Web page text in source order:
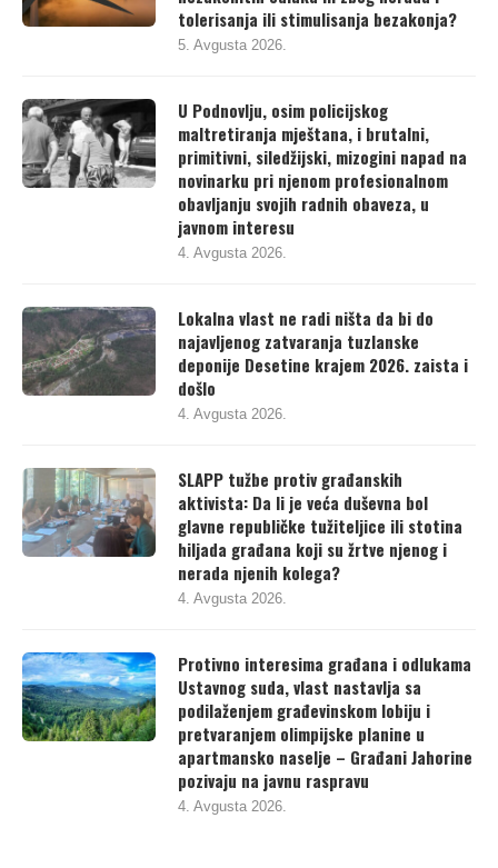
tolerisanja ili stimulisanja bezakonja?
5. Avgusta 2026.
U Podnovlju, osim policijskog
maltretiranja mještana, i brutalni,
primitivni, siledžijski, mizogini napad na
novinarku pri njenom profesionalnom
obavljanju svojih radnih obaveza, u
javnom interesu
4. Avgusta 2026.
Lokalna vlast ne radi ništa da bi do
najavljenog zatvaranja tuzlanske
deponije Desetine krajem 2026. zaista i
došlo
4. Avgusta 2026.
SLAPP tužbe protiv građanskih
aktivista: Da li je veća duševna bol
glavne republičke tužiteljice ili stotina
hiljada građana koji su žrtve njenog i
nerada njenih kolega?
4. Avgusta 2026.
Protivno interesima građana i odlukama
Ustavnog suda, vlast nastavlja sa
podilaženjem građevinskom lobiju i
pretvaranjem olimpijske planine u
apartmansko naselje – Građani Jahorine
pozivaju na javnu raspravu
4. Avgusta 2026.